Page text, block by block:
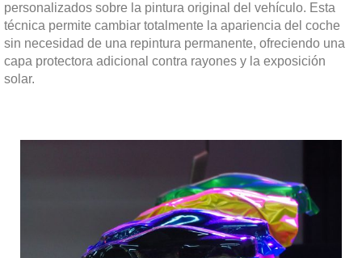
personalizados sobre la pintura original del vehículo. Esta
técnica permite cambiar totalmente la apariencia del coche
sin necesidad de una repintura permanente, ofreciendo una
capa protectora adicional contra rayones y la exposición
solar.